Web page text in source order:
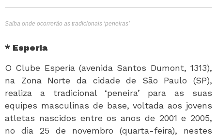
Saiba onde ocorrerão as tradicionais ‘peneiras’
* Esperia
O Clube Esperia (avenida Santos Dumont, 1313),
na Zona Norte da cidade de São Paulo (SP),
realiza a tradicional ‘peneira’ para as suas
equipes masculinas de base, voltada aos jovens
atletas nascidos entre os anos de 2001 e 2005,
no dia 25 de novembro (quarta-feira), nestes